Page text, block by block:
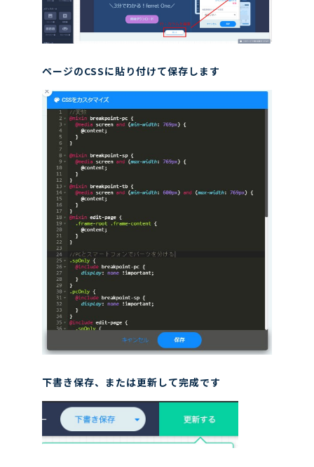
ページのCSSに貼り付けて保存します
下書き保存、または更新して完成です